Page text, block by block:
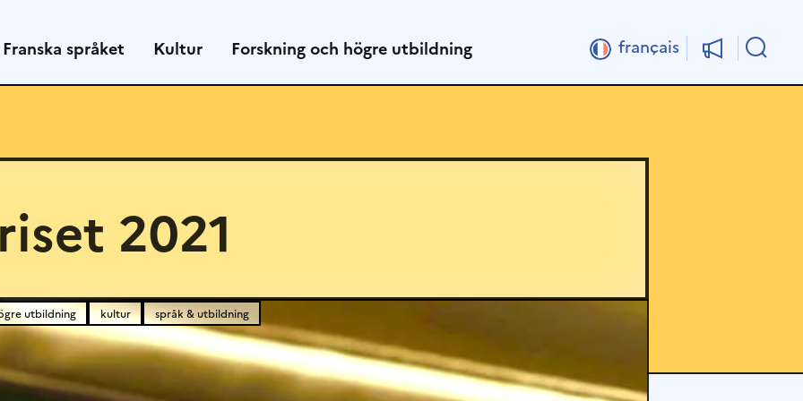
Franska språket Kultur Forskning och högre utbildning français Sök
2021
utbildning kultur språk & utbildning